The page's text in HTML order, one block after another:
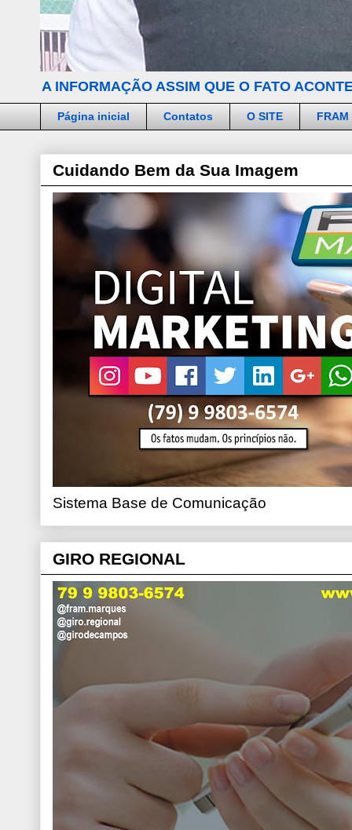
A INFORMAÇÃO ASSIM QUE O FATO
Página inicial Contatos O SITE FRAM
Cuidando Bem da Sua Imagem
Sistema Base de Comunicação
GIRO REGIONAL